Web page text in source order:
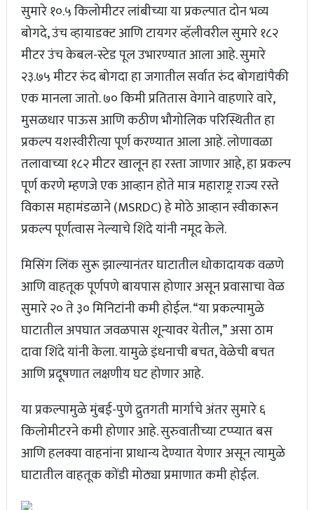
सुमारे १०.५ किलोमीटर लांबीच्या या प्रकल्पात दोन भव्य
बोगदे, उंच व्हायाडक्ट आणि टायगर व्हॅलीवरील सुमारे १८२
मीटर उंच केबल-स्टेड पूल उभारण्यात आला आहे. सुमारे
२३.७५ मीटर रुंद बोगदा हा जगातील सर्वात रुंद बोगद्यांपैकी
एक मानला जातो. ७० किमी प्रतितास वेगाने वाहणारे वारे,
मुसळधार पाऊस आणि कठीण भौगोलिक परिस्थितीत हा
प्रकल्प यशस्वीरीत्या पूर्ण करण्यात आला आहे. लोणावळा
तलावाच्या १८२ मीटर खालून हा रस्ता जाणार आहे, हा प्रकल्प
पूर्ण करणे म्हणजे एक आव्हान होते मात्र महाराष्ट्र राज्य रस्ते
विकास महामंडळाने (MSRDC) हे मोठे आव्हान स्वीकारून
प्रकल्प पूर्णत्वास नेल्याचे शिंदे यांनी नमूद केले.
मिसिंग लिंक सुरू झाल्यानंतर घाटातील धोकादायक वळणे
आणि वाहतूक पूर्णपणे बायपास होणार असून प्रवासाचा वेळ
सुमारे २० ते ३० मिनिटांनी कमी होईल. “या प्रकल्पामुळे
घाटातील अपघात जवळपास शून्यावर येतील,” असा ठाम
दावा शिंदे यांनी केला. यामुळे इंधनाची बचत, वेळेची बचत
आणि प्रदूषणात लक्षणीय घट होणार आहे.
या प्रकल्पामुळे मुंबई-पुणे द्रुतगती मार्गाचे अंतर सुमारे ६
किलोमीटरने कमी होणार आहे. सुरुवातीच्या टप्प्यात बस
आणि हलक्या वाहनांना प्राधान्य देण्यात येणार असून त्यामुळे
घाटातील वाहतूक कोंडी मोठ्या प्रमाणात कमी होईल.